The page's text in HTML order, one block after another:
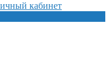
кабинет